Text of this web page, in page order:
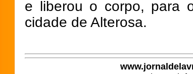
e liberou o corpo, para
cidade de Alterosa.